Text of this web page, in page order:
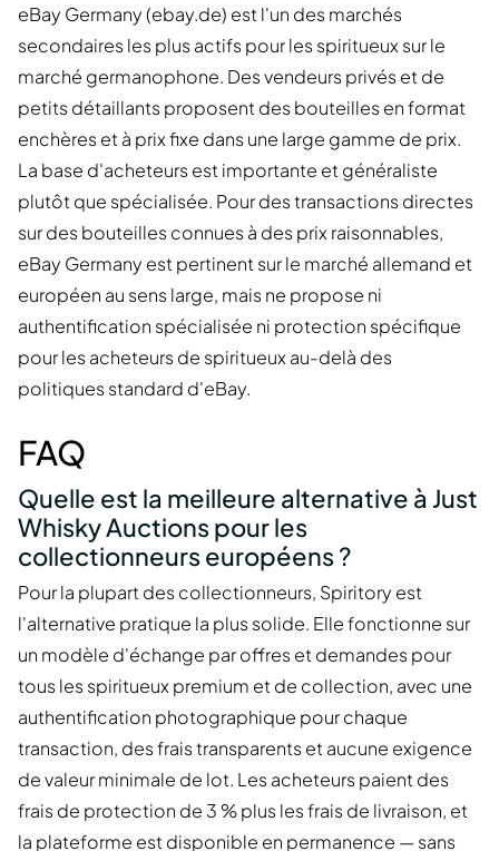
eBay Germany (ebay.de) est l'un des marchés
secondaires les plus actifs pour les spiritueux sur le
marché germanophone. Des vendeurs privés et de
petits détaillants proposent des bouteilles en format
enchères et à prix fixe dans une large gamme de prix.
La base d'acheteurs est importante et généraliste
plutôt que spécialisée. Pour des transactions directes
sur des bouteilles connues à des prix raisonnables,
eBay Germany est pertinent sur le marché allemand et
européen au sens large, mais ne propose ni
authentification spécialisée ni protection spécifique
pour les acheteurs de spiritueux au-delà des
politiques standard d'eBay.
FAQ
Quelle est la meilleure alternative à Just
Whisky Auctions pour les
collectionneurs européens ?
Pour la plupart des collectionneurs, Spiritory est
l'alternative pratique la plus solide. Elle fonctionne sur
un modèle d'échange par offres et demandes pour
tous les spiritueux premium et de collection, avec une
authentification photographique pour chaque
transaction, des frais transparents et aucune exigence
de valeur minimale de lot. Les acheteurs paient des
frais de protection de 3 % plus les frais de livraison, et
la plateforme est disponible en permanence — sans